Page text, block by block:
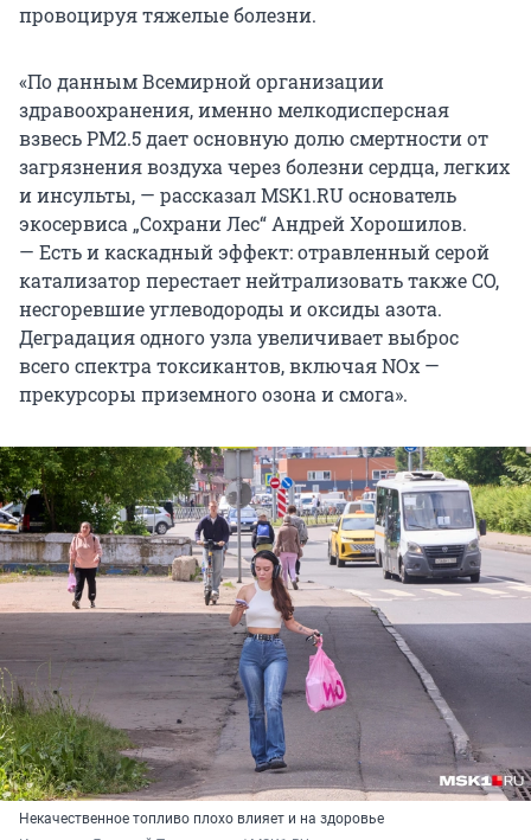
провоцируя тяжелые болезни.
«По данным Всемирной организации
здравоохранения, именно мелкодисперсная
взвесь PM2.5 дает основную долю смертности от
загрязнения воздуха через болезни сердца, легких
и инсульты, — рассказал MSK1.RU основатель
экосервиса „Сохрани Лес“ Андрей Хорошилов.
— Есть и каскадный эффект: отравленный серой
катализатор перестает нейтрализовать также CO,
несгоревшие углеводороды и оксиды азота.
Деградация одного узла увеличивает выброс
всего спектра токсикантов, включая NOx —
прекурсоры приземного озона и смога».
Некачественное топливо плохо влияет и на здоровье